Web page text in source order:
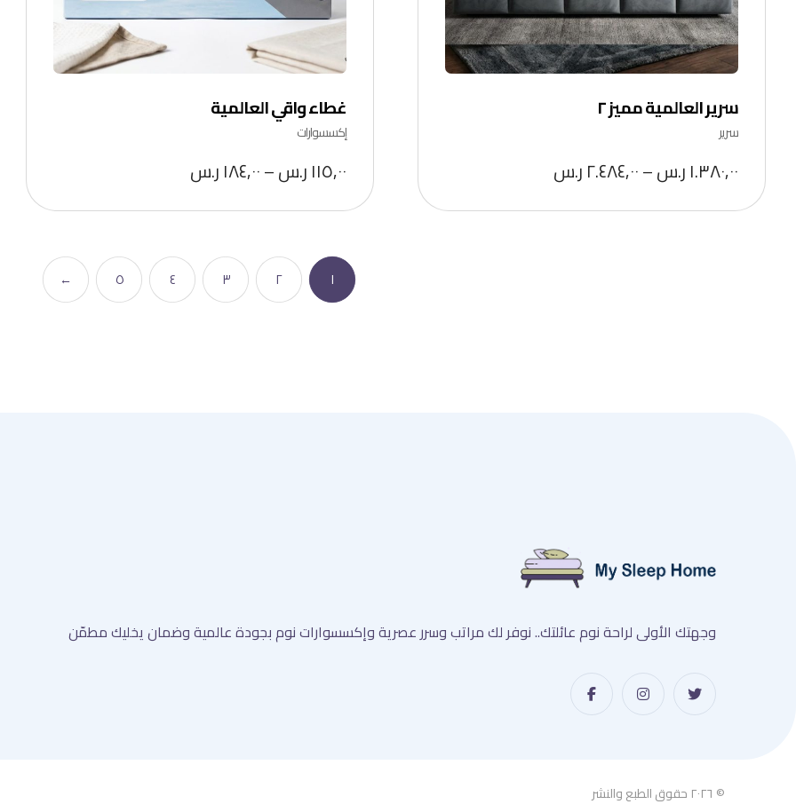
سرير العالمية مميز ٢
سرير
١.٣٨٠,٠٠ر.س–٢.٤٨٤,٠٠ر.س
غطاء واقي العالمية
إكسسوارات
١١٥,٠٠ر.س–١٨٤,٠٠ر.س
١ ٢ ٣ ٤ ٥ ←
وجهتك الأولى لراحة نوم عائلتك.. نوفر لك مراتب وسرر عصرية وإكسسوارات نوم بجودة عالمية وضمان يخليك مطمّن
© ٢٠٢٦ حقوق الطبع والنشر